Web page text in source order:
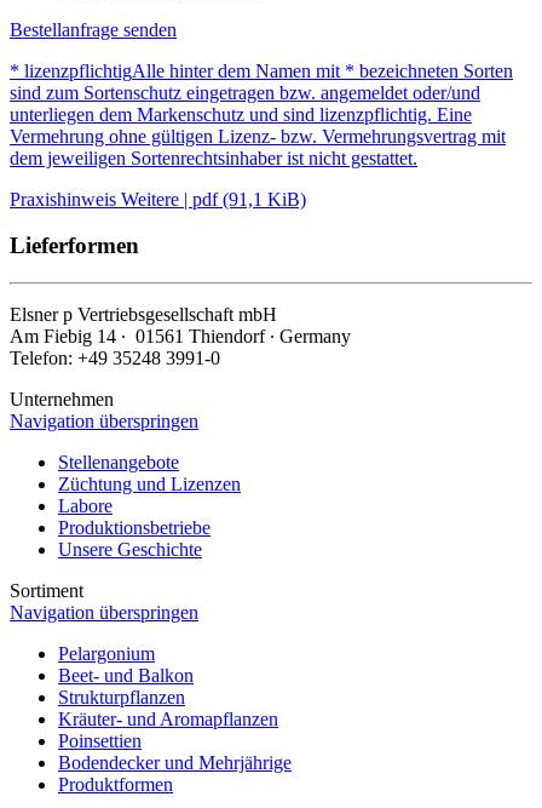
Bestellanfrage senden
* lizenzpflichtigAlle hinter dem Namen mit * bezeichneten Sorten
sind zum Sortenschutz eingetragen bzw. angemeldet oder/und
unterliegen dem Markenschutz und sind lizenzpflichtig. Eine
Vermehrung ohne gültigen Lizenz- bzw. Vermehrungsvertrag mit
dem jeweiligen Sortenrechtsinhaber ist nicht gestattet.
Praxishinweis Weitere | pdf (91,1 KiB)
Lieferformen
Elsnerp Vertriebsgesellschaft mbH
Am Fiebig 14 ∙ 01561 Thiendorf ∙ Germany
Telefon: +49 35248 3991-0
Unternehmen
Navigation überspringen
Stellenangebote
Züchtung und Lizenzen
Labore
Produktionsbetriebe
Unsere Geschichte
Sortiment
Navigation überspringen
Pelargonium
Beet- und Balkon
Strukturpflanzen
Kräuter- und Aromapflanzen
Poinsettien
Bodendecker und Mehrjährige
Produktformen